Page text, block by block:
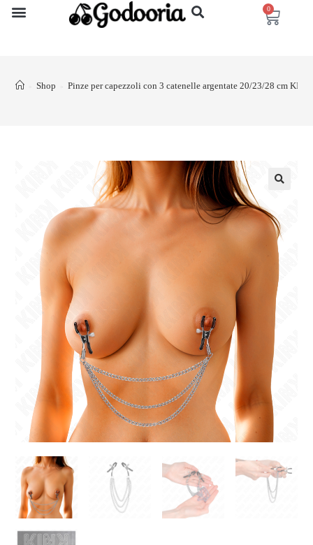
0
> Shop > Pinze per capezzoli con 3 catenelle argentate 20/23/28 cm KINK